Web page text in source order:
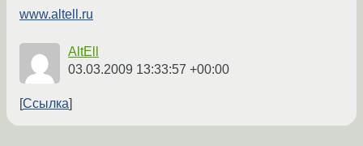
www.altell.ru
AltEll
03.03.2009 13:33:57 +00:00
Ссылка